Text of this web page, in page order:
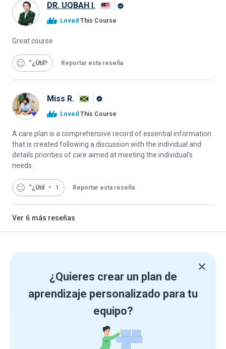
DR. UQBAH I.
Loved This Course
Great course
“¿Útil Reportar esta reseña
Miss R.
Graduado
Alison
Loved This Course
A care plan is a comprehensive record of essential information
that is created following a discussion with the individual and
details priorities of care aimed at meeting the individual's
needs.
“¿Útil 1 Reportar esta reseña
Ver 6 más reseñas
¿Quieres crear un plan de
aprendizaje personalizado para tu
equipo?